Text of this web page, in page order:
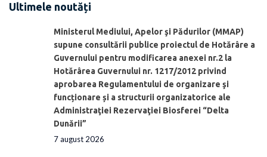
Ultimele noutăți
Ministerul Mediului, Apelor şi Pădurilor (MMAP)
supune consultării publice proiectul de Hotărâre a
Guvernului pentru modificarea anexei nr.2 la
Hotărârea Guvernului nr. 1217/2012 privind
aprobarea Regulamentului de organizare şi
funcționare și a structurii organizatorice ale
Administraţiei Rezervaţiei Biosferei “Delta
Dunării”
7 august 2026